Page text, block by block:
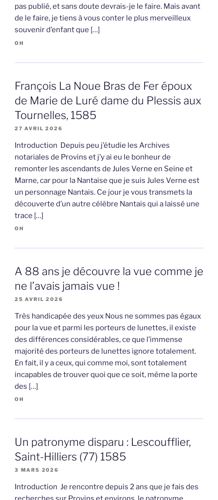
pas publié, et sans doute devrais-je le faire. Mais avant
de le faire, je tiens à vous conter le plus merveilleux
souvenir d’enfant que […]
OH
François La Noue Bras de Fer époux
de Marie de Luré dame du Plessis aux
Tournelles, 1585
27 AVRIL 2026
Introduction Depuis peu j’étudie les Archives
notariales de Provins et j’y ai eu le bonheur de
remonter les ascendants de Jules Verne en Seine et
Marne, car pour la Nantaise que je suis Jules Verne est
un personnage Nantais. Ce jour je vous transmets la
découverte d’un autre célèbre Nantais qui a laissé une
trace […]
OH
A 88 ans je découvre la vue comme je
ne l’avais jamais vue !
25 AVRIL 2026
Très handicapée des yeux Nous ne sommes pas égaux
pour la vue et parmi les porteurs de lunettes, il existe
des différences considérables, ce que l’immense
majorité des porteurs de lunettes ignore totalement.
En fait, il y a ceux, qui comme moi, sont totalement
incapables de trouver quoi que ce soit, même la porte
des […]
OH
Un patronyme disparu : Lescoufflier,
Saint-Hilliers (77) 1585
3 MARS 2026
Introduction Je rencontre depuis 2 ans que je fais des